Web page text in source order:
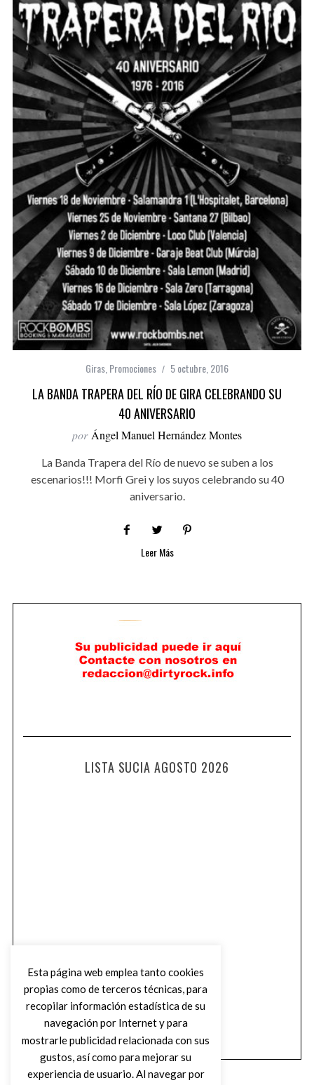
Giras,Promociones 5 octubre, 2016
LA BANDA TRAPERA DEL RÍO DE GIRA CELEBRANDO SU
40 ANIVERSARIO
por Ángel Manuel Hernández Montes
La Banda Trapera del Río de nuevo se suben a los
escenarios!!! Morfi Grei y los suyos celebrando su 40
aniversario.
Leer Más
LISTA SUCIA AGOSTO 2026
Esta página web emplea tanto cookies
propias como de terceros técnicas, para
recopilar información estadística de su
navegación por Internet y para
mostrarle publicidad relacionada con sus
gustos, así como para mejorar su
experiencia de usuario. Al navegar por